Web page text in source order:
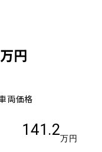
万円
両価格
141.2
万円